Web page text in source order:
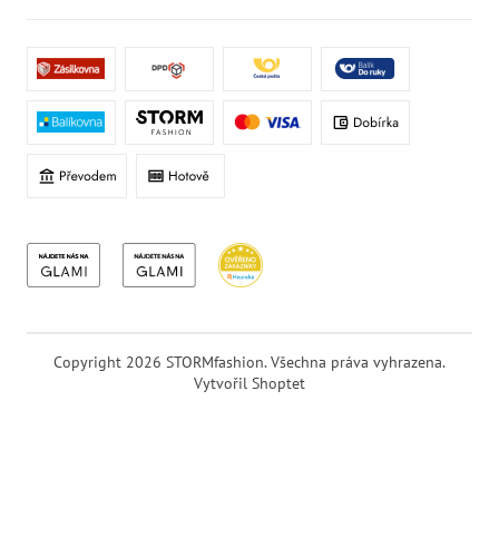
Vytvořil Shoptet
Copyright 2026 STORMfashion. Všechna práva vyhrazena.